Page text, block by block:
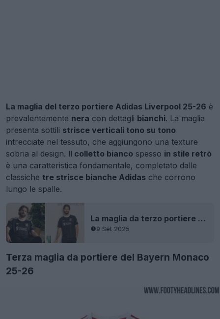
La maglia del terzo portiere Adidas Liverpool 25-26 è
prevalentemente nera con dettagli bianchi. La maglia
presenta sottili strisce verticali tono su tono
intrecciate nel tessuto, che aggiungono una texture
sobria al design. Il colletto bianco spesso in stile retrò
è una caratteristica fondamentale, completato dalle
classiche tre strisce bianche Adidas che corrono
lungo le spalle.
La maglia da terzo portiere Adidas Liverpool 25-26 è stata filtrata - Niente più Nike
9 Set 2025
Terza maglia da portiere del Bayern Monaco
25-26